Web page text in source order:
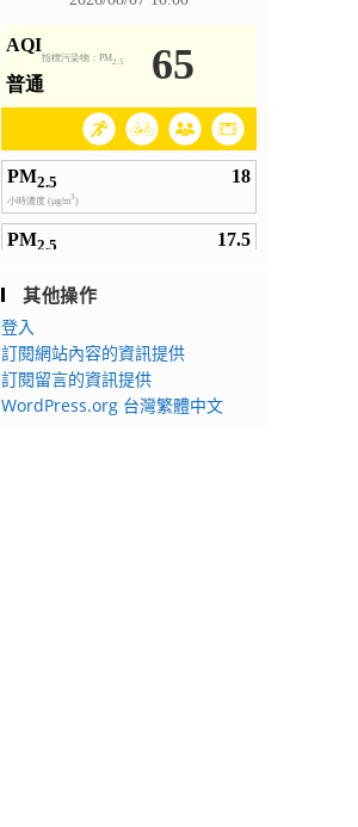
其他操作
登入
訂閱網站內容的資訊提供
訂閱留言的資訊提供
WordPress.org 台灣繁體中文